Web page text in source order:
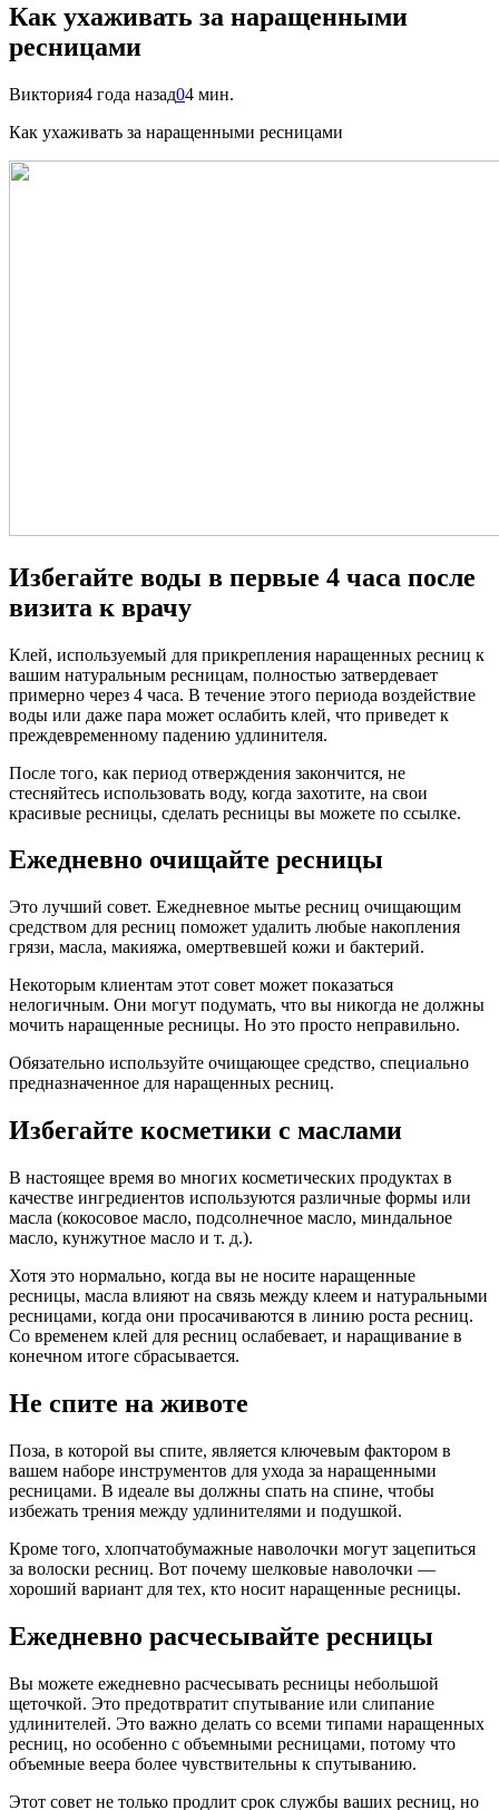
Как ухаживать за наращенными
ресницами
Виктория4 года назад04 мин.
Как ухаживать за наращенными ресницами
Избегайте воды в первые 4 часа после
визита к врачу
Клей, используемый для прикрепления наращенных ресниц к
вашим натуральным ресницам, полностью затвердевает
примерно через 4 часа. В течение этого периода воздействие
воды или даже пара может ослабить клей, что приведет к
преждевременному падению удлинителя.
После того, как период отверждения закончится, не
стесняйтесь использовать воду, когда захотите, на свои
красивые ресницы, сделать ресницы вы можете по ссылке.
Ежедневно очищайте ресницы
Это лучший совет. Ежедневное мытье ресниц очищающим
средством для ресниц поможет удалить любые накопления
грязи, масла, макияжа, омертвевшей кожи и бактерий.
Некоторым клиентам этот совет может показаться
нелогичным. Они могут подумать, что вы никогда не должны
мочить наращенные ресницы. Но это просто неправильно.
Обязательно используйте очищающее средство, специально
предназначенное для наращенных ресниц.
Избегайте косметики с маслами
В настоящее время во многих косметических продуктах в
качестве ингредиентов используются различные формы или
масла (кокосовое масло, подсолнечное масло, миндальное
масло, кунжутное масло и т. д.).
Хотя это нормально, когда вы не носите наращенные
ресницы, масла влияют на связь между клеем и натуральными
ресницами, когда они просачиваются в линию роста ресниц.
Со временем клей для ресниц ослабевает, и наращивание в
конечном итоге сбрасывается.
Не спите на животе
Поза, в которой вы спите, является ключевым фактором в
вашем наборе инструментов для ухода за наращенными
ресницами. В идеале вы должны спать на спине, чтобы
избежать трения между удлинителями и подушкой.
Кроме того, хлопчатобумажные наволочки могут зацепиться
за волоски ресниц. Вот почему шелковые наволочки —
хороший вариант для тех, кто носит наращенные ресницы.
Ежедневно расчесывайте ресницы
Вы можете ежедневно расчесывать ресницы небольшой
щеточкой. Это предотвратит спутывание или слипание
удлинителей. Это важно делать со всеми типами наращенных
ресниц, но особенно с объемными ресницами, потому что
объемные веера более чувствительны к спутыванию.
Этот совет не только продлит срок службы ваших ресниц, но